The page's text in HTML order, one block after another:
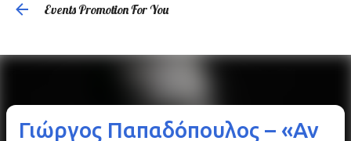
Events Promotion For You
Γιώργος Παπαδόπουλος – «Αν